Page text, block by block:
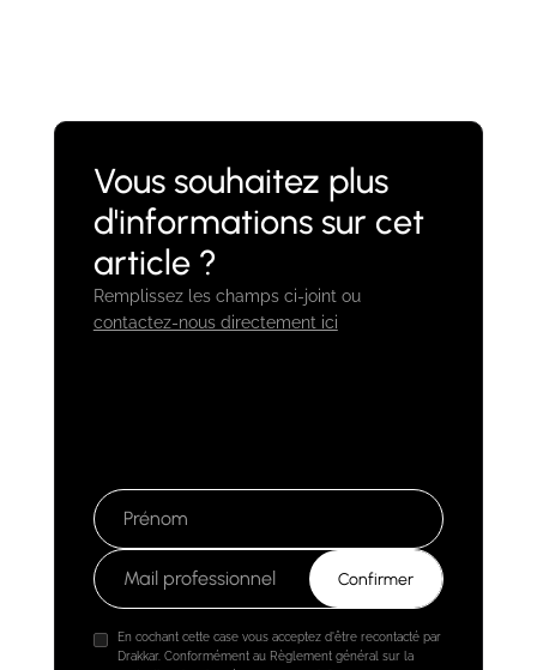
Vous souhaitez plus
d'informations sur cet
article ?
Remplissez les champs ci-joint ou
contactez-nous directement ici
En cochant cette case vous acceptez d'être recontacté par
Drakkar. Conformément au Règlement général sur la